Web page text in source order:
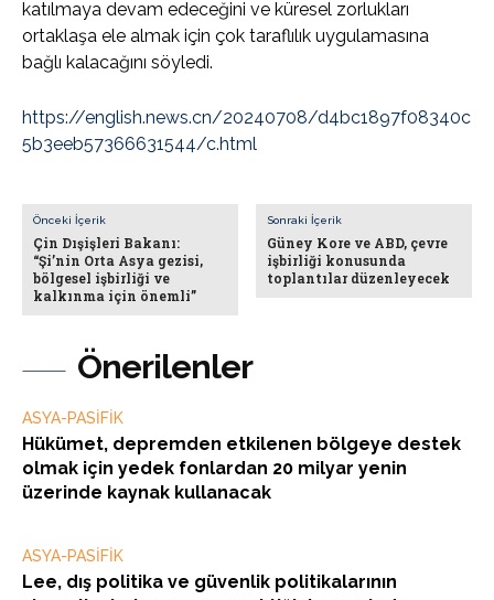
Önerilenler
ASYA-PASİFİK
Hükümet, depremden etkilenen bölgeye destek
olmak için yedek fonlardan 20 milyar yenin
üzerinde kaynak kullanacak
ASYA-PASİFİK
Lee, dış politika ve güvenlik politikalarının
katılmaya devam edeceğini ve küresel zorlukları
ortaklaşa ele almak için çok taraflılık uygulamasına
bağlı kalacağını söyledi.
https://english.news.cn/20240708/d4bc1897f08340c
5b3eeb57366631544/c.html
Önceki İçerik
Çin Dışişleri Bakanı:
“Şi’nin Orta Asya gezisi,
bölgesel işbirliği ve
kalkınma için önemli”
Sonraki İçerik
Güney Kore ve ABD, çevre
işbirliği konusunda
toplantılar düzenleyecek